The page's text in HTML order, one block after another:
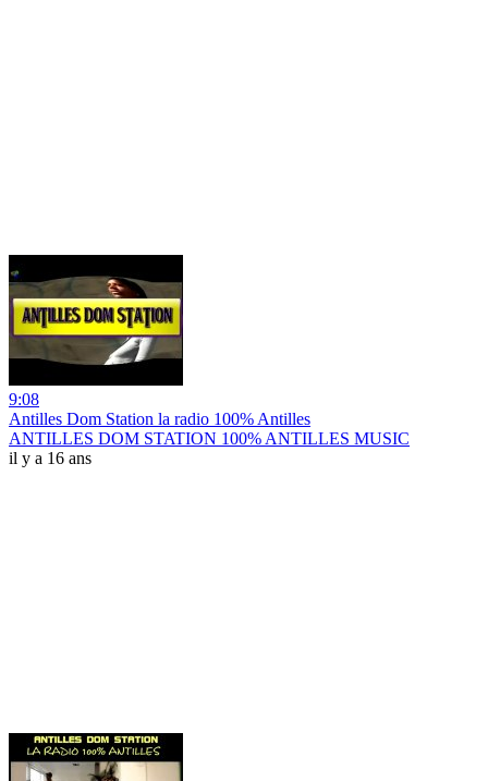
9:08
Antilles Dom Station la radio 100% Antilles
ANTILLES DOM STATION 100% ANTILLES MUSIC
il y a 16 ans